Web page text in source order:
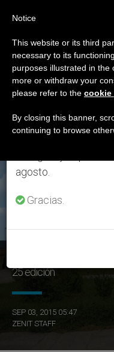
ETIQUETA
Posts
ÚLTIMAS NOTICIAS
La Jornada Mariana de
25 edición
SEP 03, 2015 05:47
ZENIT STAFF
Aviso
Del 27 de julio al
anual,
se generan menos
agosto.
Gracias.
Notice
This website or its third
necessary to its
purposes illustrated in the
more or withdraw your
please refer to the cookie
By closing this banner,
continuing to browse